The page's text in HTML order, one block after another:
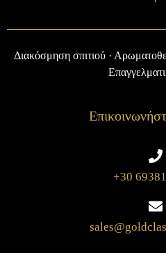
Διακόσμηση σπιτιού ·
+30